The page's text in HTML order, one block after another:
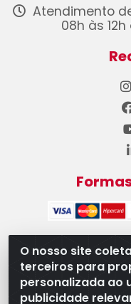
O nosso site
terceiros para
personalizada ao
publicidade
Atendimento
08h às 12h
WB
08.528.393/0001-
Oeste Industrial,